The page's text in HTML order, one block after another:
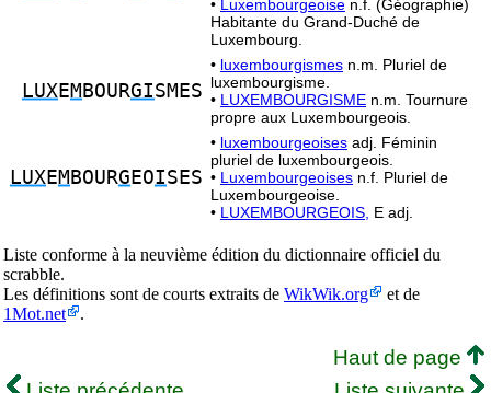
• Luxembourgeoise n.f. (Géographie)
Habitante du Grand-Duché de
Luxembourg.
LUXEM BOURGISMES
• luxembourgismes n.m. Pluriel de
luxembourgisme.
• LUXEMBOURGISME n.m. Tournure
propre aux Luxembourgeois.
LUXEM BOURG EOISES
• luxembourgeoises adj. Féminin
pluriel de luxembourgeois.
• Luxembourgeoises n.f. Pluriel de
Luxembourgeoise.
• LUXEMBOURGEOIS, E adj.
Liste conforme à la neuvième édition du dictionnaire officiel du
scrabble.
Les définitions sont de courts extraits de WikWik.org
et de
1Mot.net
.
Haut de page